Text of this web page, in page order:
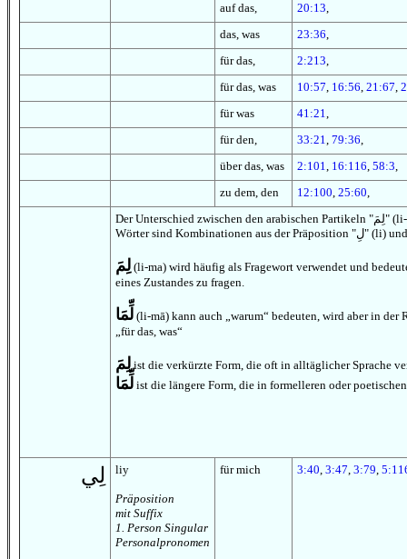
auf das, 20:13,
das, was
23:36,
für das,
2:213,
für das, was
10:57, 16:56, 21:67,
für was
41:21,
für den,
33:21, 79:36,
über das, was
2:101, 16:116, 58:3,
zu dem, den
12:100, 25:60,
Der Unterschied zwischen den arabischen Partikeln "لِمَ" (li-ma) und "لِّمَا" (li-mā) liegt hauptsächlich in ihrer Anwendung und Bedeutung im Satz. Beide
لِمَ (li-ma) wird häufig als Fragewort verwendet und
eines Zustandes zu fragen.
لِّمَا (li-mā) kann auch „warum“ bedeuten, wird aber in der
„für das, was“
لِمَist die verkürzte Form, die oft in alltäglicher Sprache
لِّمَا ist die längere Form, die in formelleren oder
لِي liy
Präposition
mit Suffix
1. Person Singular
Personalpronomen
für mich 3:40, 3:47, 3:79,